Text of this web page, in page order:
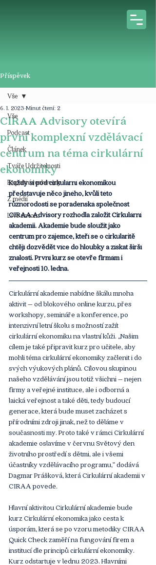
Příspěvek
Vše
Podcast
Článek
Tváře Udržitelnosti
Expertní rozhovory
Z médií
Live stream
Vše
CIRAA Advisory otevírá
první komplexní vzdělávací
centrum na téma cirkulární
ekonomiky
6. 1. 2023 Minut čtení: 2
Každý si pod cirkulární ekonomikou
představuje něco jiného, kvůli této
různorodosti se poradenská společnost
CIRAA Advisory rozhodla založit Cirkulární
akademii. Akademie bude sloužit jako
centrum pro zájemce, kteří se o cirkularitě
chtějí dozvědět více do hloubky a získat širší
znalosti. První kurz se otevře firmám i
veřejnosti 10. ledna.
Cirkulární akademie nabídne škálu mnoha
aktivit – od blokového online kurzu, přes
workshopy, semináře a konference, po
intenzivní letní školu s možností zažít
cirkulární ekonomiku na vlastní kůži. „Našim
cílem je také připravit kurz pro učitele, aby
mohli téma cirkulární ekonomiky začlenit i do
svých výukových plánů. Cílovou skupinou
našeho vzdělávání jsou totiž všichni – nejen
firmy a veřejné instituce, ale i odborná a
laická veřejnost a také děti, tedy budoucí
generace, která bude muset zacházet s
přírodními zdroji jinak, než to děláme v
současnosti my. Proto také v rámci Cirkulární
akademie oslavíme v červnu Světový den
životního prostředí s dětmi, ale i všemi
účastníky vzdělávacího programu,” dodává
Dagmar Prášková, která Cirkulární akademii v
CIRAA povede.
Hlavní aktivitou Cirkulární akademie bude
kurz Cirkulární ekonomika jako cesta k
úsporám, která se po vzoru metodiky CIRAA
Quick Check zaměří na fungování firem a
institucí dle principů cirkulární ekonomiky.
Kurz odstartuje v lednu 2023. Hlavními